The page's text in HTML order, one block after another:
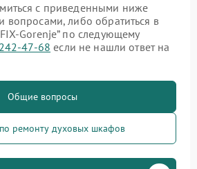
с приведенными ниже
вопросами, либо обратиться в
Gorenje” по следующему
47-68 если не нашли ответ на
Общие вопросы
ремонту духовых шкафов